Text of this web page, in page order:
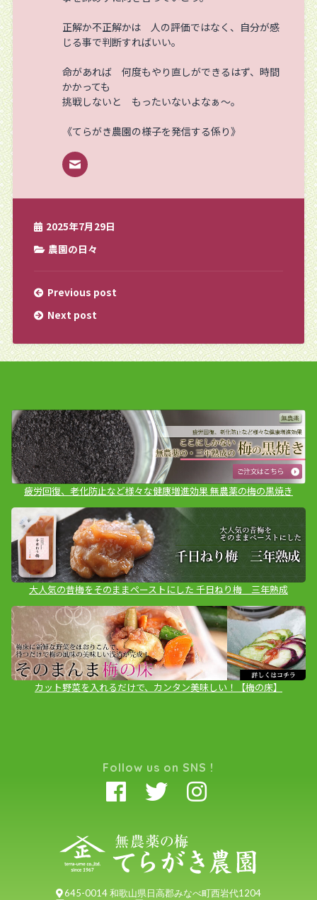
正解か不正解かは 人の評価ではなく、自分が感
じる事で判断すればいい。
命があれば 何度もやり直しができるはず、時間
かかっても
挑戦しないと もったいないよなぁ～。
《てらがき農園の様子を発信する係り》
2025年7月29日
農園の日々
Previous post
Next post
疲労回復、老化防止など様々な健康増進効果 無農薬の梅の黒焼き
大人気の昔梅をそのままペーストにした 千日ねり梅 三年熟成
カット野菜を入れるだけで、カンタン美味しい！【梅の床】
Follow us on SNS !
645-0014 和歌山県日高郡みなべ町西岩代1204